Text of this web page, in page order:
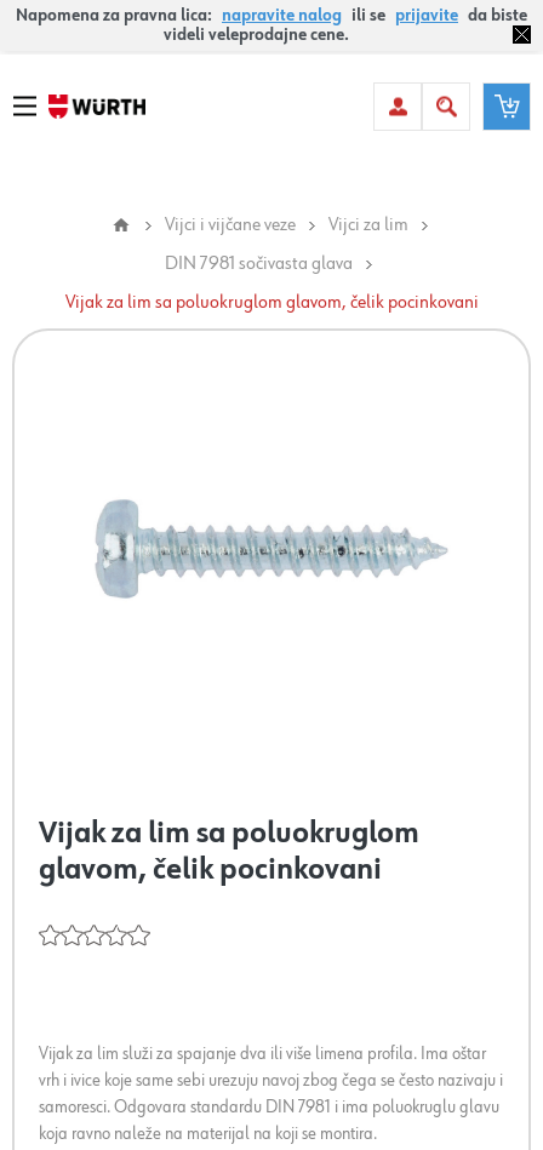
Napomena za pravna lica: napravite nalog ili se prijavite da biste
videli veleprodajne cene.
Vijci i vijčane veze
Vijci za lim
DIN 7981 sočivasta glava
Vijak za lim sa poluokruglom glavom, čelik pocinkovani
Vijak za lim sa poluokruglom
glavom, čelik pocinkovani
Vijak za lim služi za spajanje dva ili više limena profila. Ima oštar
vrh i ivice koje same sebi urezuju navoj zbog čega se često nazivaju i
samoresci. Odgovara standardu DIN 7981 i ima poluokruglu glavu
koja ravno naleže na materijal na koji se montira.